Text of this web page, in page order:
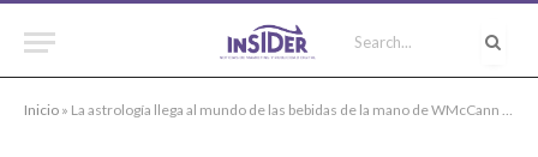
Inicio » La astrología llega al mundo de las bebidas de la mano de WMcCann y Beats